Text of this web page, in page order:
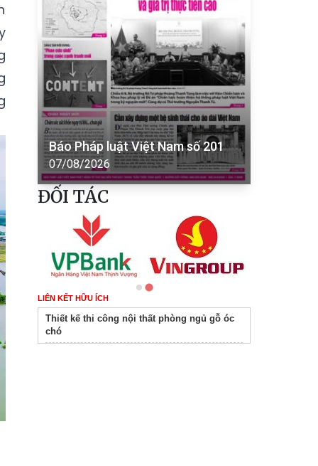
Báo Pháp luật Việt Nam số 201
07/08/2026
ĐỐI TÁC
LIÊN KẾT HỮU ÍCH
Thiết kế thi công nội thất phòng ngủ gỗ óc
chó